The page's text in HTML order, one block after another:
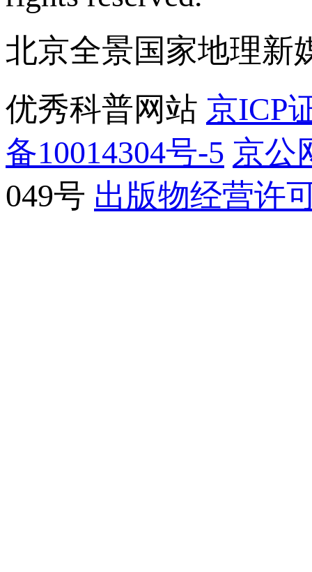
北京全景国家地理新
优秀科普网站 京ICP
备10014304号-5 京公
049号 出版物经营许